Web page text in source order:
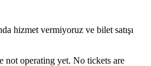
hizmet vermiyoruz ve bilet satışı
operating yet. No tickets are